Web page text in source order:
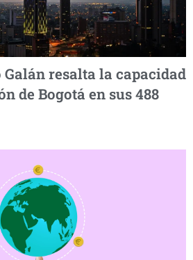
Galán resalta la capacidad
de Bogotá en sus 488